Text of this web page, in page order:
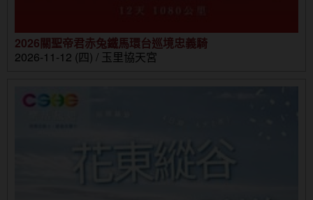
2026關聖帝君赤兔鐵馬環台巡境忠義騎
2026-11-12 (四) / 玉里協天宮